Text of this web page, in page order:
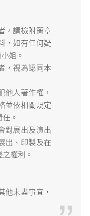
，請檢附簡章
，如有任何疑
姐。
，視為認同本
他人著作權，
並依相關規定
。
對展出及演出
出、印製及在
權利。
他未盡事宜，